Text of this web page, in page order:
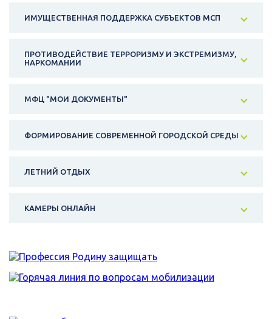
ИМУЩЕСТВЕННАЯ ПОДДЕРЖКА СУБЪЕКТОВ МСП
ПРОТИВОДЕЙСТВИЕ ТЕРРОРИЗМУ И ЭКСТРЕМИЗМУ,
НАРКОМАНИИ
МФЦ "МОИ ДОКУМЕНТЫ"
ФОРМИРОВАНИЕ СОВРЕМЕННОЙ ГОРОДСКОЙ СРЕДЫ
ЛЕТНИЙ ОТДЫХ
КАМЕРЫ ОНЛАЙН